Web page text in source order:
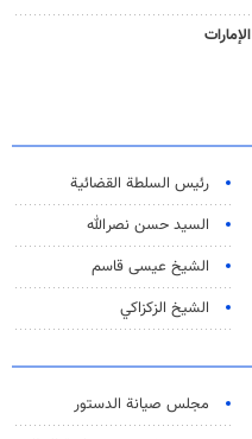
رئیس السلطة القضائیة
السيد حسن نصرالله
الشيخ عيسى قاسم
الشيخ الزكزاكي
مجلس صيانة الدستور